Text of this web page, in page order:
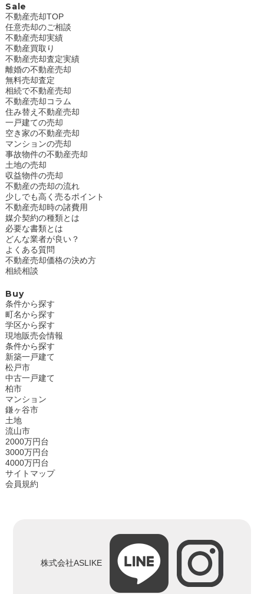
Sale
不動産売却TOP
任意売却のご相談
不動産売却実績
不動産買取り
不動産売却査定実績
離婚の不動産売却
無料売却査定
相続で不動産売却
不動産売却コラム
住み替え不動産売却
一戸建ての売却
空き家の不動産売却
マンションの売却
事故物件の不動産売却
土地の売却
収益物件の売却
不動産の売却の流れ
少しでも高く売るポイント
不動産売却時の諸費用
媒介契約の種類とは
必要な書類とは
どんな業者が良い？
よくある質問
不動産売却価格の決め方
相続相談
Buy
条件から探す
町名から探す
学区から探す
現地販売会情報
条件から探す
新築一戸建て
松戸市
中古一戸建て
柏市
マンション
鎌ヶ谷市
土地
流山市
2000万円台
3000万円台
4000万円台
サイトマップ
会員規約
株式会社ASLIKE